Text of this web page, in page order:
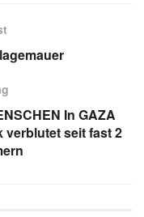
g
In GAZA
verblutet seit fast 2